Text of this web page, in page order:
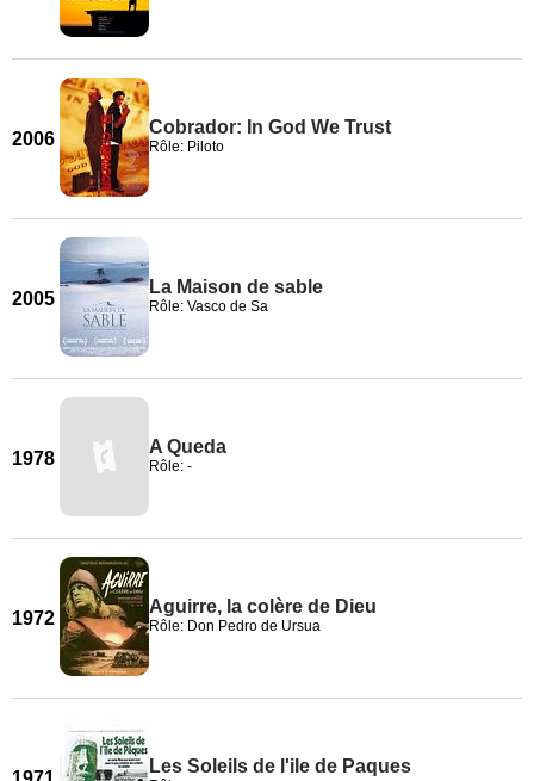
2006
Cobrador: In God We Trust
Rôle: Piloto
2005
La Maison de sable
Rôle: Vasco de Sa
1978
A Queda
Rôle: -
1972
Aguirre, la colère de Dieu
Rôle: Don Pedro de Ursua
Les Soleils de l'ile de Paques